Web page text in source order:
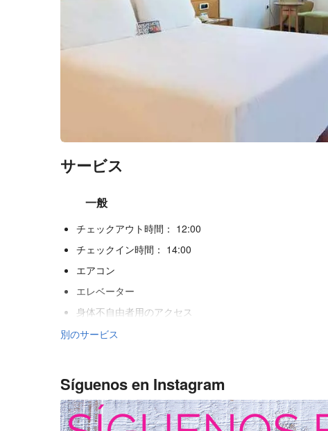
サービス
一般
チェックアウト時間： 12:00
チェックイン時間： 14:00
エアコン
エレベーター
身体不自由者用のアクセス
禁煙ルーム
レジャー&ファミリー
キッズクラブ
別のサービス
Síguenos en Instagram